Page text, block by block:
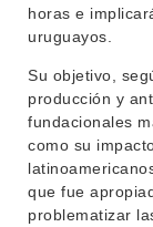
horas e
uruguayos.
Su objetivo,
producción y
fundacionales
como su
que fue
problematizar